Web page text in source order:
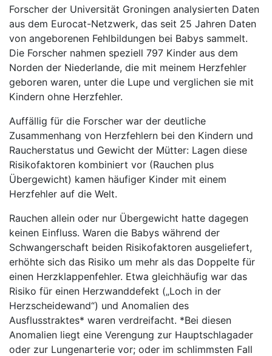
Forscher der Universität Groningen analysierten Daten
aus dem Eurocat-Netzwerk, das seit 25 Jahren Daten
von angeborenen Fehlbildungen bei Babys sammelt.
Die Forscher nahmen speziell 797 Kinder aus dem
Norden der Niederlande, die mit meinem Herzfehler
geboren waren, unter die Lupe und verglichen sie mit
Kindern ohne Herzfehler.
Auffällig für die Forscher war der deutliche
Zusammenhang von Herzfehlern bei den Kindern und
Raucherstatus und Gewicht der Mütter: Lagen diese
Risikofaktoren kombiniert vor (Rauchen plus
Übergewicht) kamen häufiger Kinder mit einem
Herzfehler auf die Welt.
Rauchen allein oder nur Übergewicht hatte dagegen
keinen Einfluss. Waren die Babys während der
Schwangerschaft beiden Risikofaktoren ausgeliefert,
erhöhte sich das Risiko um mehr als das Doppelte für
einen Herzklappenfehler. Etwa gleichhäufig war das
Risiko für einen Herzwanddefekt („Loch in der
Herzscheidewand“) und Anomalien des
Ausflusstraktes* waren verdreifacht. *Bei diesen
Anomalien liegt eine Verengung zur Hauptschlagader
oder zur Lungenarterie vor; oder im schlimmsten Fall